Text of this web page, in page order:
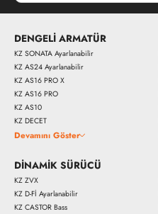
DENGELİ ARMATÜR
KZ SONATA Ayarlanabilir
KZ AS24 Ayarlanabilir
KZ AS16 PRO X
KZ AS16 PRO
KZ AS10
KZ DECET
Devamını Göster
DİNAMİK SÜRÜCÜ
KZ ZVX
KZ D-Fİ Ayarlanabilir
KZ CASTOR Bass